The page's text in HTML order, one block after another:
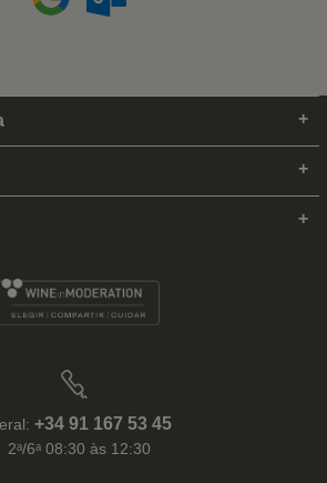
+34 91 167 53 45
2ᵃ/6ᵃ 08:30 às 12:30